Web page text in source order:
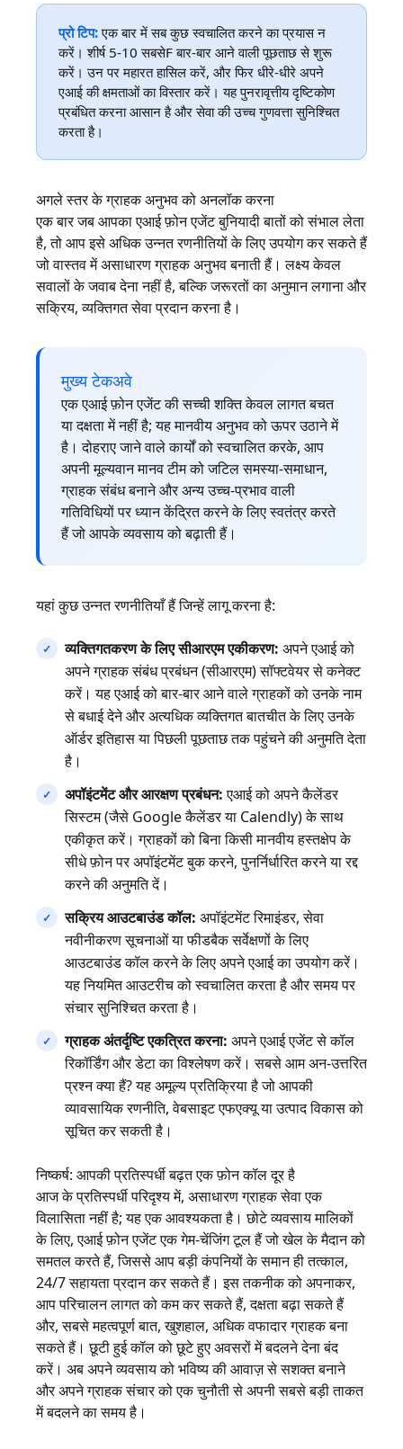
प्रो टिप:एक बार में सब कुछ स्वचालित करने का प्रयास न
करें। शीर्ष 5-10 सबसेF बार-बार आने वाली पूछताछ से शुरू
करें। उन पर महारत हासिल करें, और फिर धीरे-धीरे अपने
एआई की क्षमताओं का विस्तार करें। यह पुनरावृत्तीय दृष्टिकोण
प्रबंधित करना आसान है और सेवा की उच्च गुणवत्ता सुनिश्चित
करता है।
अगले स्तर के ग्राहक अनुभव को अनलॉक करना
एक बार जब आपका एआई फ़ोन एजेंट बुनियादी बातों को संभाल लेता
है, तो आप इसे अधिक उन्नत रणनीतियों के लिए उपयोग कर सकते हैं
जो वास्तव में असाधारण ग्राहक अनुभव बनाती हैं। लक्ष्य केवल
सवालों के जवाब देना नहीं है, बल्कि जरूरतों का अनुमान लगाना और
सक्रिय, व्यक्तिगत सेवा प्रदान करना है।
मुख्य टेकअवे
एक एआई फ़ोन एजेंट की सच्ची शक्ति केवल लागत बचत
या दक्षता में नहीं है; यह मानवीय अनुभव को ऊपर उठाने में
है। दोहराए जाने वाले कार्यों को स्वचालित करके, आप
अपनी मूल्यवान मानव टीम को जटिल समस्या-समाधान,
ग्राहक संबंध बनाने और अन्य उच्च-प्रभाव वाली
गतिविधियों पर ध्यान केंद्रित करने के लिए स्वतंत्र करते
हैं जो आपके व्यवसाय को बढ़ाती हैं।
यहां कुछ उन्नत रणनीतियाँ हैं जिन्हें लागू करना है:
व्यक्तिगतकरण के लिए सीआरएम एकीकरण: अपने एआई को
अपने ग्राहक संबंध प्रबंधन (सीआरएम) सॉफ्टवेयर से कनेक्ट
करें। यह एआई को बार-बार आने वाले ग्राहकों को उनके नाम
से बधाई देने और अत्यधिक व्यक्तिगत बातचीत के लिए उनके
ऑर्डर इतिहास या पिछली पूछताछ तक पहुंचने की अनुमति देता
है।
अपॉइंटमेंट और आरक्षण प्रबंधन:एआई को अपने कैलेंडर
सिस्टम (जैसे Google कैलेंडर या Calendly) के साथ
एकीकृत करें। ग्राहकों को बिना किसी मानवीय हस्तक्षेप के
सीधे फ़ोन पर अपॉइंटमेंट बुक करने, पुनर्निर्धारित करने या रद्द
करने की अनुमति दें।
सक्रिय आउटबाउंड कॉल: अपॉइंटमेंट रिमाइंडर, सेवा
नवीनीकरण सूचनाओं या फीडबैक सर्वेक्षणों के लिए
आउटबाउंड कॉल करने के लिए अपने एआई का उपयोग करें।
यह नियमित आउटरीच को स्वचालित करता है और समय पर
संचार सुनिश्चित करता है।
ग्राहक अंतर्दृष्टि एकत्रित करना: अपने एआई एजेंट से कॉल
रिकॉर्डिंग और डेटा का विश्लेषण करें। सबसे आम अन-उत्तरित
प्रश्न क्या हैं? यह अमूल्य प्रतिक्रिया है जो आपकी
व्यावसायिक रणनीति, वेबसाइट एफएक्यू या उत्पाद विकास को
सूचित कर सकती है।
निष्कर्ष: आपकी प्रतिस्पर्धी बढ़त एक फ़ोन कॉल दूर है
आज के प्रतिस्पर्धी परिदृश्य में, असाधारण ग्राहक सेवा एक
विलासिता नहीं है; यह एक आवश्यकता है। छोटे व्यवसाय मालिकों
के लिए, एआई फ़ोन एजेंट एक गेम-चेंजिंग टूल हैं जो खेल के मैदान को
समतल करते हैं, जिससे आप बड़ी कंपनियों के समान ही तत्काल,
24/7 सहायता प्रदान कर सकते हैं। इस तकनीक को अपनाकर,
आप परिचालन लागत को कम कर सकते हैं, दक्षता बढ़ा सकते हैं
और, सबसे महत्वपूर्ण बात, खुशहाल, अधिक वफादार ग्राहक बना
सकते हैं। छूटी हुई कॉल को छूटे हुए अवसरों में बदलने देना बंद
करें। अब अपने व्यवसाय को भविष्य की आवाज़ से सशक्त बनाने
और अपने ग्राहक संचार को एक चुनौती से अपनी सबसे बड़ी ताकत
में बदलने का समय है।